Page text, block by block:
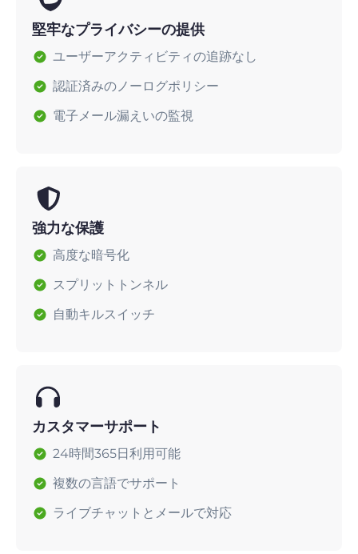
堅牢なプライバシーの提供
ユーザーアクティビティの追跡なし
認証済みのノーログポリシー
電子メール漏えいの監視
強力な保護
高度な暗号化
スプリットトンネル
自動キルスイッチ
カスタマーサポート
24時間365日利用可能
複数の言語でサポート
ライブチャットとメールで対応